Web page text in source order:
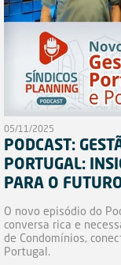
05/11/2025
PODCAST:
PORTUGAL:
PARA O
O novo episódio do
conversa rica e
de Condomínios,
Portugal.